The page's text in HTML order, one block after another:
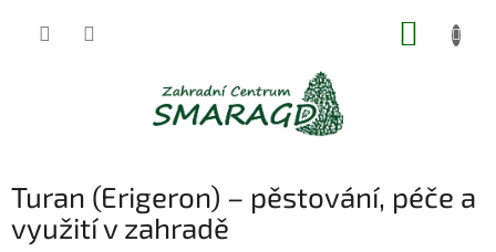
Turan (Erigeron) – pěstování, péče a
využití v zahradě